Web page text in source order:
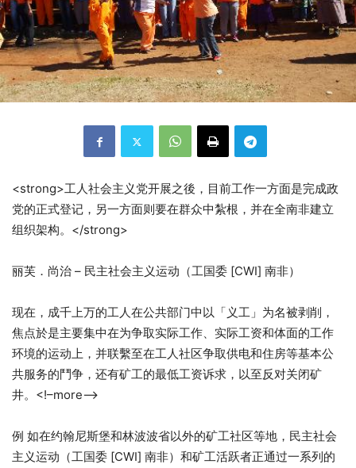
<strong>工人社会主义党开展之後，目前工作一方面是完成政
党的正式登记，另一方面则要在群众中紮根，并在全南非建立
组织架构。</strong>
丽芙．尚治 – 民主社会主义运动（工国委 [CWI] 南非）
现在，成千上万的工人在公共部门中以「义工」为名被剥削，
焦点於是主要集中在为争取实际工作、实际工资和体面的工作
环境的运动上，并联繫至在工人社区争取供电和住房等基本公
共服务的鬥争，还有矿工的最低工资诉求，以至反对关闭矿
井。<!–more–>
例 如在约翰尼斯堡和林波波省以外的矿工社区等地，民主社会
主义运动（工国委 [CWI] 南非）和矿工活跃者正通过一系列的